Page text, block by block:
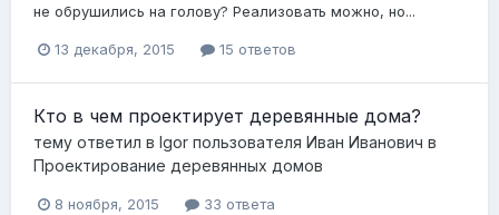
не обрушились на голову? Реализовать можно, но...
13 декабря, 2015 15 ответов
Кто в чем проектирует деревянные дома?
тему ответил в Igor пользователя Иван Иванович в
Проектирование деревянных домов
8 ноября, 2015 33 ответа